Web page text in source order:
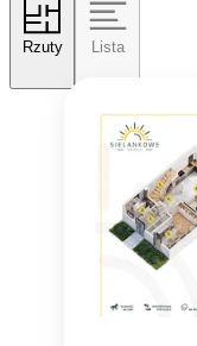
Rzuty Lista